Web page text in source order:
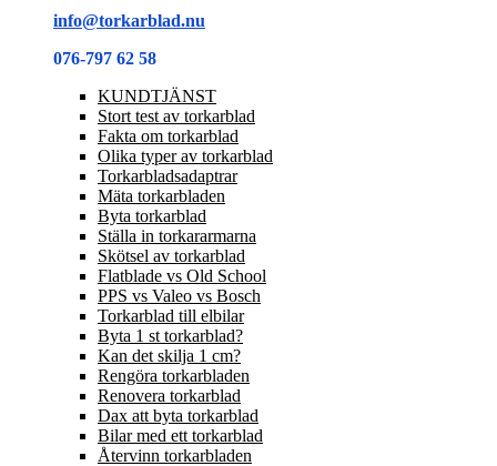
info@torkarblad.nu
076-797 62 58
KUNDTJÄNST
Stort test av torkarblad
Fakta om torkarblad
Olika typer av torkarblad
Torkarbladsadaptrar
Mäta torkarbladen
Byta torkarblad
Ställa in torkararmarna
Skötsel av torkarblad
Flatblade vs Old School
PPS vs Valeo vs Bosch
Torkarblad till elbilar
Byta 1 st torkarblad?
Kan det skilja 1 cm?
Rengöra torkarbladen
Renovera torkarblad
Dax att byta torkarblad
Bilar med ett torkarblad
Återvinn torkarbladen